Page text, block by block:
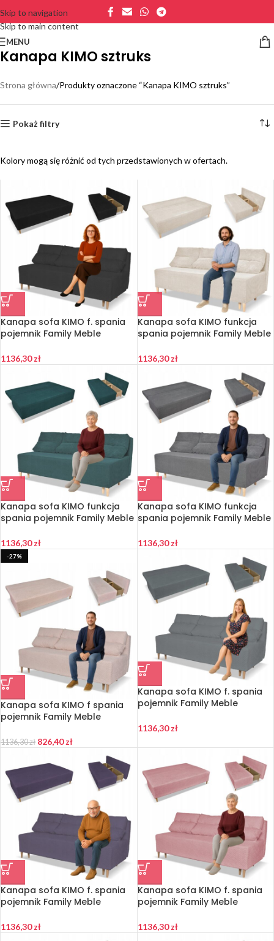
Skip to navigation
Skip to main content
MENU
Kanapa KIMO sztruks
Strona główna Produkty oznaczone “Kanapa KIMO sztruks”
Pokaż filtry
Kolory mogą się różnić od tych przedstawionych w ofertach.
Kanapa sofa KIMO f. spania
pojemnik Family Meble
1136,30zł
Kanapa sofa KIMO funkcja
spania pojemnik Family Meble
1136,30zł
Kanapa sofa KIMO funkcja
spania pojemnik Family Meble
1136,30zł
Kanapa sofa KIMO funkcja
spania pojemnik Family Meble
1136,30zł
-27%
Kanapa sofa KIMO f spania
pojemnik Family Meble
1136,30zł 826,40zł
Kanapa sofa KIMO f. spania
pojemnik Family Meble
1136,30zł
Kanapa sofa KIMO f. spania
pojemnik Family Meble
1136,30zł
Kanapa sofa KIMO f. spania
pojemnik Family Meble
1136,30zł